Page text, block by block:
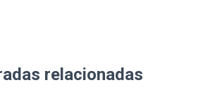
relacionadas